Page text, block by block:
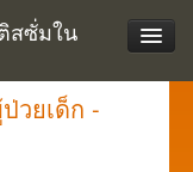
สซั่มใน
วยเด็ก -